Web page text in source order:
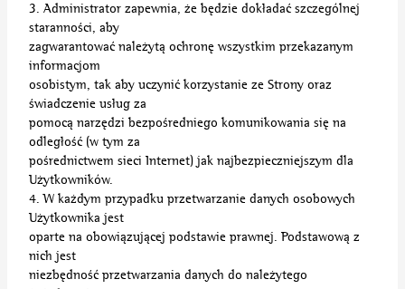
3. Administrator zapewnia, że będzie dokładać szczególnej
staranności, aby
zagwarantować należytą ochronę wszystkim przekazanym
informacjom
osobistym, tak aby uczynić korzystanie ze Strony oraz
świadczenie usług za
pomocą narzędzi bezpośredniego komunikowania się na
odległość (w tym za
pośrednictwem sieci Internet) jak najbezpieczniejszym dla
Użytkowników.
4. W każdym przypadku przetwarzanie danych osobowych
Użytkownika jest
oparte na obowiązującej podstawie prawnej. Podstawową z
nich jest
niezbędność przetwarzania danych do należytego